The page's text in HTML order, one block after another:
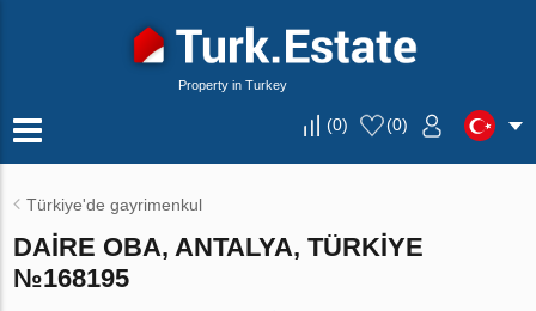
Property in Turkey
(0) (0)
Türkiye'de gayrimenkul
DAIRE OBA, ANTALYA, TÜRKIYE
№168195